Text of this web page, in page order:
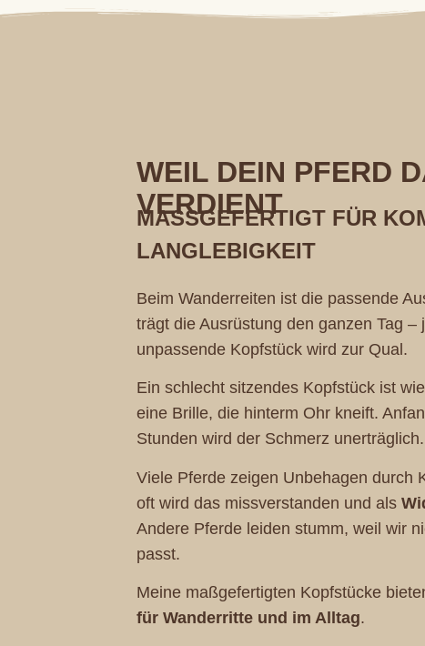
WEIL DEIN PFERD
VERDIENT
MASSGEFERTIGT FÜR
ANGLEBIGKEIT
Beim Wanderreiten ist die passende
trägt die Ausrüstung den ganzen Tag –
unpassende Kopfstück wird zur Qual.
Ein schlecht sitzendes Kopfstück ist
eine Brille, die hinterm Ohr kneift.
Stunden wird der Schmerz unerträglich.
Viele Pferde zeigen Unbehagen durch
oft wird das missverstanden und als
Andere Pferde leiden stumm, weil wir
passt.
Meine maßgefertigten Kopfstücke
für Wanderritte und im Alltag.